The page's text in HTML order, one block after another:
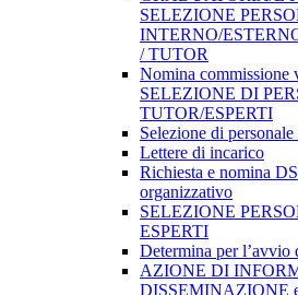
SELEZIONE
INTERNO/
/ TUTOR
Nomina commissione
SELEZIONE DI
TUTOR/ESPERTI
Selezione di
Lettere di incarico
Richiesta e nomina
organizzativo
SELEZIONE
ESPERTI
Determina per l’avvio
AZIONE DI
DISSEMINAZIONE